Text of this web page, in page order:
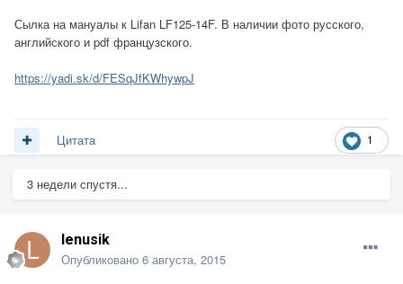
Сылка на мануалы к Lifan LF125-14F. В наличии фото русского,
английского и pdf французского.
https://yadi.sk/d/FESqJfKWhywpJ
1
Цитата
3 недели спустя...
lenusik
Опубликовано 6 августа, 2015